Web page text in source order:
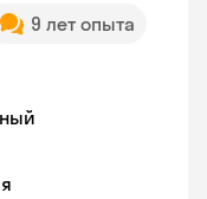
9 лет опыта